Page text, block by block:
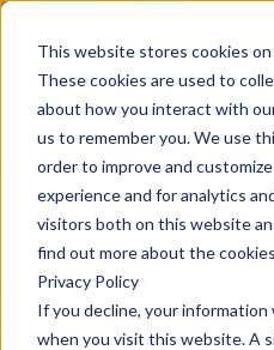
This website stores cookies
These cookies are used to
about how you interact with
us to remember you. We use
order to improve and
experience and for analytics
visitors both on this website
find out more about the
Privacy Policy
If you decline, your information
when you visit this website. A
Erhalten Sie
SMS für
Google-
Ereignisse